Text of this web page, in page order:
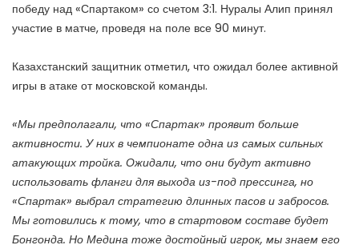
победу над «Спартаком» со счетом 3:1. Нуралы Алип принял
участие в матче, проведя на поле все 90 минут.
Казахстанский защитник отметил, что ожидал более активной
игры в атаке от московской команды.
«Мы предполагали, что «Спартак» проявит больше
активности. У них в чемпионате одна из самых сильных
атакующих тройка. Ожидали, что они будут активно
использовать фланги для выхода из-под прессинга, но
«Спартак» выбрал стратегию длинных пасов и забросов.
Мы готовились к тому, что в стартовом составе будет
Бонгонда. Но Медина тоже достойный игрок, мы знаем его